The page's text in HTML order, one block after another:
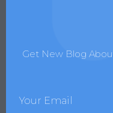
Get New Blog
Your Email